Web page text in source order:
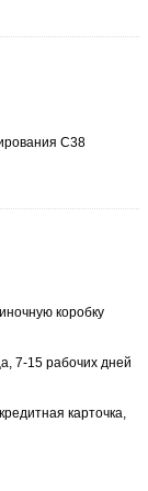
С38
коробку
7-15 рабочих дней
карточка,